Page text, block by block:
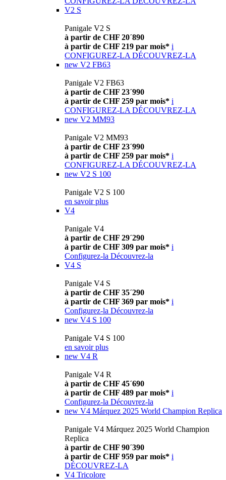
V2 S
Panigale V2 S
à partir de CHF 20´890
à partir de CHF 219 par mois* i
CONFIGUREZ-LA DÉCOUVREZ-LA
new V2 FB63
Panigale V2 FB63
à partir de CHF 23´990
à partir de CHF 259 par mois* i
CONFIGUREZ-LA DÉCOUVREZ-LA
new V2 MM93
Panigale V2 MM93
à partir de CHF 23´990
à partir de CHF 259 par mois* i
CONFIGUREZ-LA DÉCOUVREZ-LA
new V2 S 100
Panigale V2 S 100
en savoir plus
V4
Panigale V4
à partir de CHF 29´290
à partir de CHF 309 par mois* i
Configurez-la Découvrez-la
V4 S
Panigale V4 S
à partir de CHF 35´290
à partir de CHF 369 par mois* i
Configurez-la Découvrez-la
new V4 S 100
Panigale V4 S 100
en savoir plus
new V4 R
Panigale V4 R
à partir de CHF 45´690
à partir de CHF 489 par mois* i
Configurez-la Découvrez-la
new V4 Márquez 2025 World Champion Replica
Panigale V4 Márquez 2025 World Champion
Replica
à partir de CHF 90´390
à partir de CHF 959 par mois* i
DÉCOUVREZ-LA
V4 Tricolore